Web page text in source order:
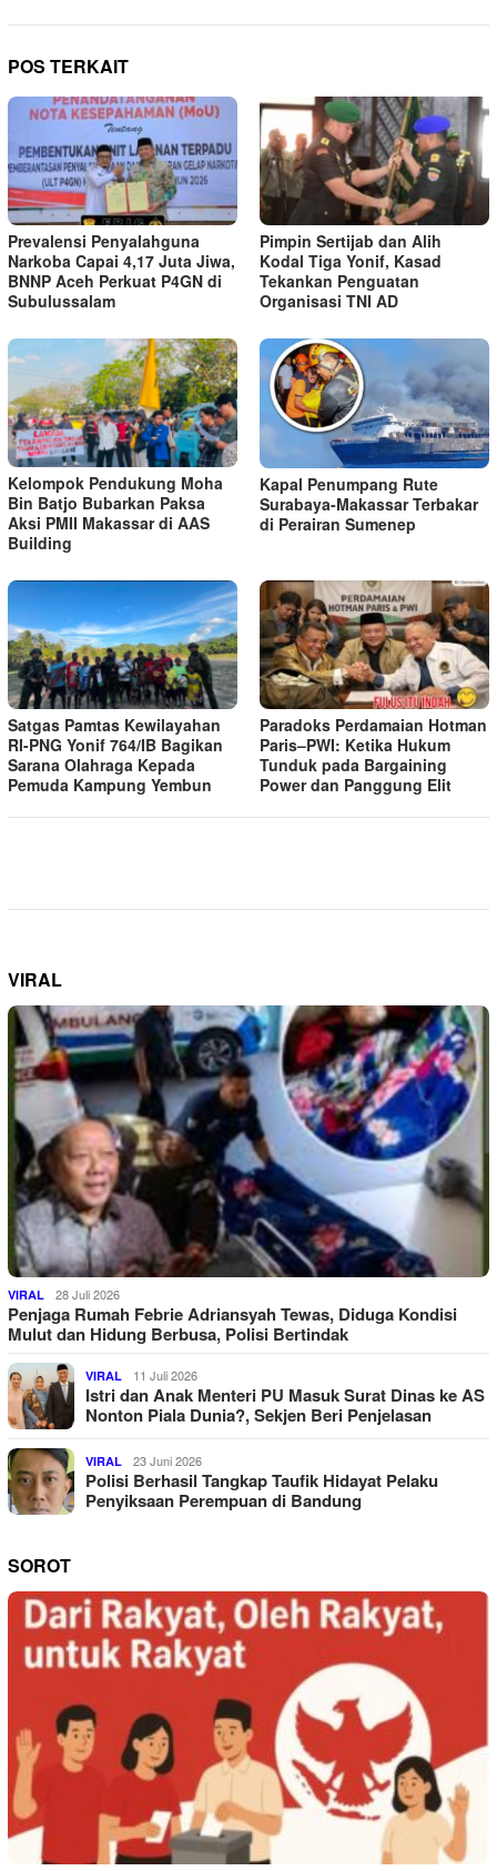
POS TERKAIT
Prevalensi Penyalahguna
Narkoba Capai 4,17 Juta Jiwa,
BNNP Aceh Perkuat P4GN di
Subulussalam
Pimpin Sertijab dan Alih
Kodal Tiga Yonif, Kasad
Tekankan Penguatan
Organisasi TNI AD
Kelompok Pendukung Moha
Bin Batjo Bubarkan Paksa
Aksi PMII Makassar di AAS
Building
Kapal Penumpang Rute
Surabaya-Makassar Terbakar
di Perairan Sumenep
Satgas Pamtas Kewilayahan
RI-PNG Yonif 764/IB Bagikan
Sarana Olahraga Kepada
Pemuda Kampung Yembun
Paradoks Perdamaian Hotman
Paris–PWI: Ketika Hukum
Tunduk pada Bargaining
Power dan Panggung Elit
VIRAL
VIRAL 28 Juli 2026
Penjaga Rumah Febrie Adriansyah Tewas, Diduga Kondisi
Mulut dan Hidung Berbusa, Polisi Bertindak
VIRAL 11 Juli 2026
Istri dan Anak Menteri PU Masuk Surat Dinas ke AS
Nonton Piala Dunia?, Sekjen Beri Penjelasan
VIRAL 23 Juni 2026
Polisi Berhasil Tangkap Taufik Hidayat Pelaku
Penyiksaan Perempuan di Bandung
SOROT